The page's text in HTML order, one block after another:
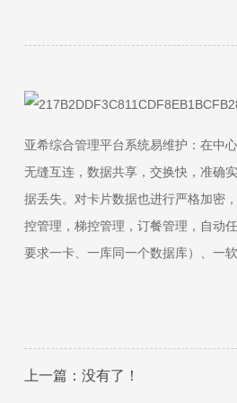
亚希综合管理平台系统易维护：在中
无缝互连，数据共享，交换快，准确
据丢失。对卡片数据也进行严格加密
控管理，梯控管理，订餐管理，自动
要求一卡、一库同一个数据库）、一
上一篇：没有了！